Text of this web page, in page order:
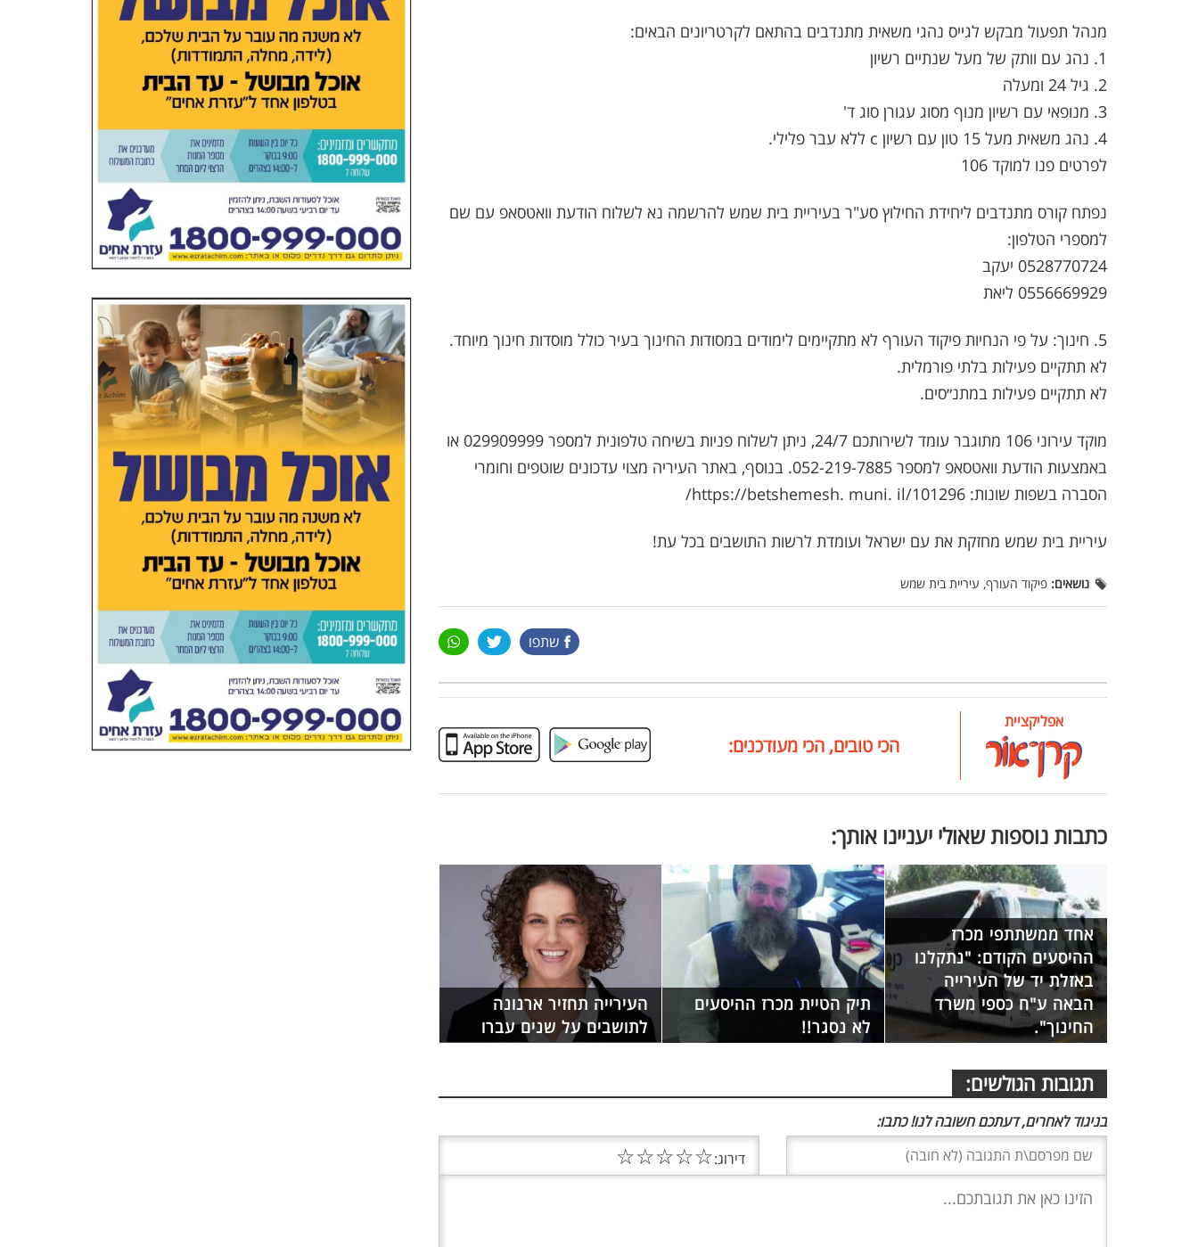
מנהל תפעול מבקש לגייס נהגי משאית מתנדבים בהתאם לקרטריונים הבאים:
1. נהג עם וותק של מעל שנתיים רשיון
2. גיל 24 ומעלה
3. מנופאי עם רשיון מנוף מסוג עגורן סוג ד'
4. נהג משאית מעל 15 טון עם רשיון c ללא עבר פלילי.
לפרטים פנו למוקד 106
נפתח קורס מתנדבים ליחידת החילוץ סע"ר בעיריית בית שמש להרשמה נא לשלוח הודעת וואטסאפ עם שם
למספרי הטלפון:
0528770724 יעקב
0556669929 ליאת
5. חינוך: על פי הנחיות פיקוד העורף לא מתקיימים לימודים במסודות החינוך בעיר כולל מוסדות חינוך מיוחד.
לא תתקיים פעילות בלתי פורמלית.
לא תתקיים פעילות במתנ״סים.
מוקד עירוני 106 מתוגבר עומד לשירותכם 24/7, ניתן לשלוח פניות בשיחה טלפונית למספר 029909999 או
באמצעות הודעת וואטסאפ למספר 052-219-7885. בנוסף, באתר העיריה מצוי עדכונים שוטפים וחומרי
הסברה בשפות שונות: https://betshemesh. muni. il/101296/
עיריית בית שמש מחזקת את עם ישראל ועומדת לרשות התושבים בכל עת!
נושאים: פיקוד העורף, עיריית בית שמש
שתפו
אפליקציית
הכי טובים, הכי מעודכנים:
כתבות נוספות שאולי יעניינו אותך:
אחד ממשתתפי מכרז
ההיסעים הקודם: "נתקלנו
באזלת יד של העירייה
הבאה ע"ח כספי משרד
החינוך".
תיק הטיית מכרז ההיסעים
לא נסגר!!
העירייה תחזיר ארנונה
לתושבים על שנים עברו
תגובות הגולשים:
בניגוד לאחרים, דעתכם חשובה לנו! כתבו:
דירוג:☆
☆
☆
☆
☆